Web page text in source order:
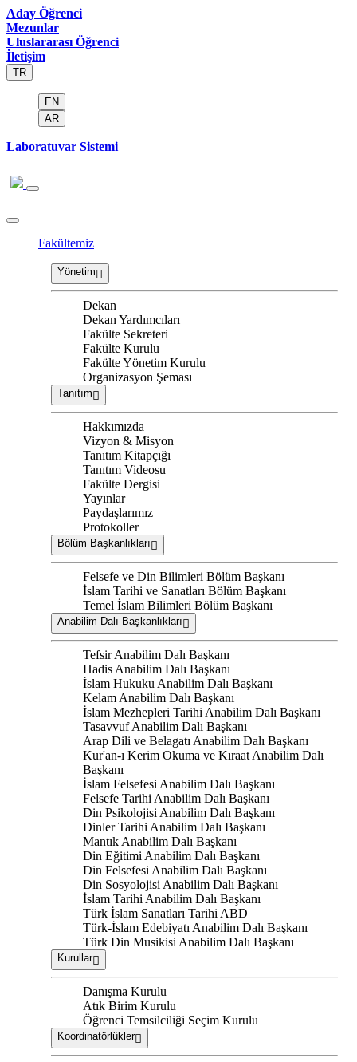
Aday Öğrenci
Mezunlar
Uluslararası Öğrenci
İletişim
TR
EN
AR
Laboratuvar Sistemi
Fakültemiz
Yönetim
Dekan
Dekan Yardımcıları
Fakülte Sekreteri
Fakülte Kurulu
Fakülte Yönetim Kurulu
Organizasyon Şeması
Tanıtım
Hakkımızda
Vizyon & Misyon
Tanıtım Kitapçığı
Tanıtım Videosu
Fakülte Dergisi
Yayınlar
Paydaşlarımız
Protokoller
Bölüm Başkanlıkları
Felsefe ve Din Bilimleri Bölüm Başkanı
İslam Tarihi ve Sanatları Bölüm Başkanı
Temel İslam Bilimleri Bölüm Başkanı
Anabilim Dalı Başkanlıkları
Tefsir Anabilim Dalı Başkanı
Hadis Anabilim Dalı Başkanı
İslam Hukuku Anabilim Dalı Başkanı
Kelam Anabilim Dalı Başkanı
İslam Mezhepleri Tarihi Anabilim Dalı Başkanı
Tasavvuf Anabilim Dalı Başkanı
Arap Dili ve Belagatı Anabilim Dalı Başkanı
Kur'an-ı Kerim Okuma ve Kıraat Anabilim Dalı
Başkanı
İslam Felsefesi Anabilim Dalı Başkanı
Felsefe Tarihi Anabilim Dalı Başkanı
Din Psikolojisi Anabilim Dalı Başkanı
Dinler Tarihi Anabilim Dalı Başkanı
Mantık Anabilim Dalı Başkanı
Din Eğitimi Anabilim Dalı Başkanı
Din Felsefesi Anabilim Dalı Başkanı
Din Sosyolojisi Anabilim Dalı Başkanı
İslam Tarihi Anabilim Dalı Başkanı
Türk İslam Sanatları Tarihi ABD
Türk-İslam Edebiyatı Anabilim Dalı Başkanı
Türk Din Musikisi Anabilim Dalı Başkanı
Kurullar
Danışma Kurulu
Atık Birim Kurulu
Öğrenci Temsilciliği Seçim Kurulu
Koordinatörlükler